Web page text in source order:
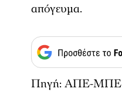
απόγευμα.
Πηγή: ΑΠΕ-ΜΠΕ